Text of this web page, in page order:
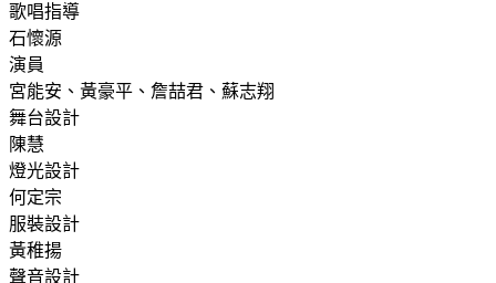
歌唱指導
石懷源
演員
宮能安、黃豪平、詹喆君、蘇志翔
舞台設計
陳慧
燈光設計
何定宗
服裝設計
黃稚揚
聲音設計